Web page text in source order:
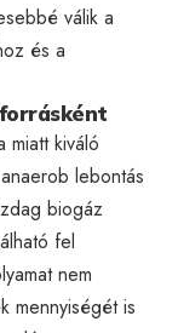
válik a
és a
miatt kiváló
lebontás
biogáz
fel
nem
mennyiségét is